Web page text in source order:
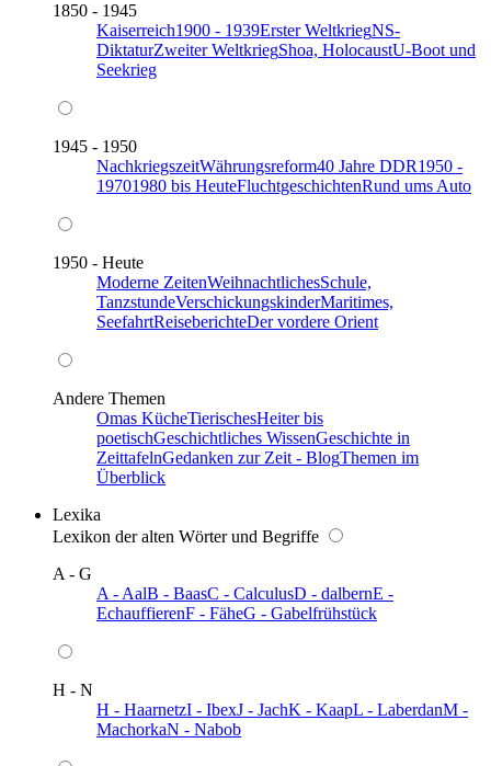
1850 - 1945
Kaiserreich1900 - 1939Erster WeltkriegNS-
DiktaturZweiter WeltkriegShoa, HolocaustU-Boot und
Seekrieg
1945 - 1950
NachkriegszeitWährungsreform40 Jahre DDR1950 -
19701980 bis HeuteFluchtgeschichtenRund ums Auto
1950 - Heute
Moderne ZeitenWeihnachtlichesSchule,
TanzstundeVerschickungskinderMaritimes,
SeefahrtReiseberichteDer vordere Orient
Andere Themen
Omas KücheTierischesHeiter bis
poetischGeschichtliches WissenGeschichte in
ZeittafelnGedanken zur Zeit - BlogThemen im
Überblick
Lexika
Lexikon der alten Wörter und Begriffe
A - G
A - AalB - BaasC - CalculusD - dalbernE -
EchauffierenF - FäheG - Gabelfrühstück
H - N
H - HaarnetzI - IbexJ - JachK - KaapL - LaberdanM -
MachorkaN - Nabob